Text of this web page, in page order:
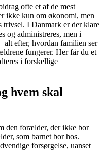
ofte et af de mest
ikke kun om økonomi, men
trivsel. I Danmark er der klare
og administreres, men i
alt efter, hvordan familien ser
fungerer. Her får du et
i forskellige
hvem skal
den forælder, der ikke bor
som barnet bor hos.
forsørgelse, uanset